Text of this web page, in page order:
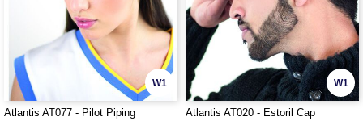
W1
Atlantis AT077 - Pilot Piping
W1
Atlantis AT020 - Estoril Cap